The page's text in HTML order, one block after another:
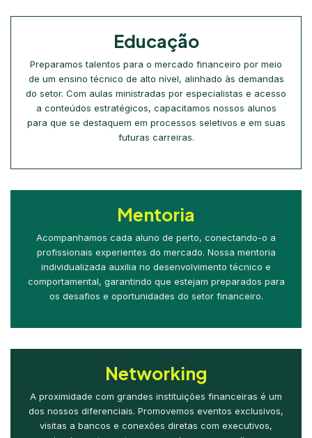
Educação
Preparamos talentos para o mercado financeiro por meio
de um ensino técnico de alto nível, alinhado às demandas
do setor. Com aulas ministradas por especialistas e acesso
a conteúdos estratégicos, capacitamos nossos alunos
para que se destaquem em processos seletivos e em suas
futuras carreiras.
Mentoria
Acompanhamos cada aluno de perto, conectando-o a
profissionais experientes do mercado. Nossa mentoria
individualizada auxilia no desenvolvimento técnico e
comportamental, garantindo que estejam preparados para
os desafios e oportunidades do setor financeiro.
Networking
A proximidade com grandes instituições financeiras é um
dos nossos diferenciais. Promovemos eventos exclusivos,
visitas a bancos e conexões diretas com executivos,